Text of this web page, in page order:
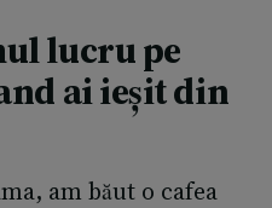
lucru pe
ai ieșit din
am băut o cafea